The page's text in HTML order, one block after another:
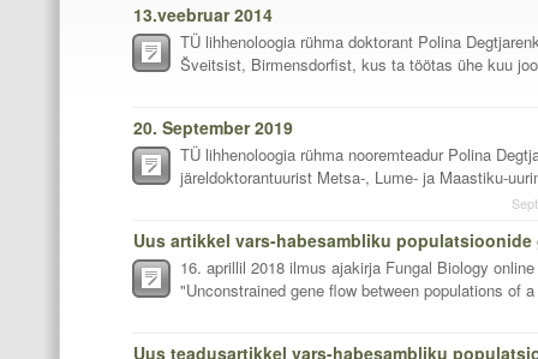
13.veebruar 2014
TÜ lihhenoloogia rühma doktorant Polina
Šveitsist, Birmensdorfist, kus ta töötas ühe kuu
20. September 2019
TÜ lihhenoloogia rühma nooremteadur Polina
järeldoktorantuurist Metsa-, Lume- ja Maastiku-
16. aprillil 2018 ilmus ajakirja Fungal Biology
"Unconstrained gene flow between populations of